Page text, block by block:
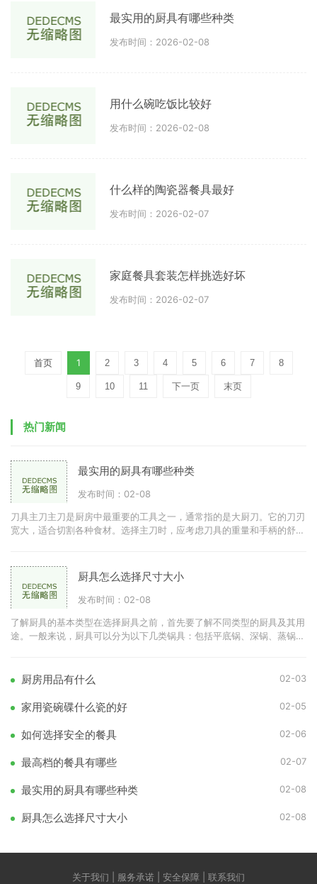
最实用的厨具有哪些种类
发布时间：2026-02-08
用什么碗吃饭比较好
发布时间：2026-02-08
什么样的陶瓷器餐具最好
发布时间：2026-02-07
家庭餐具套装怎样挑选好坏
发布时间：2026-02-07
首页 1 2 3 4 5 6 7 8
9 10 11 下一页 末页
热门新闻
最实用的厨具有哪些种类
发布时间：02-08
刀具主刀主刀是厨房中最重要的工具之一，通常指的是大厨刀。它的刀刃
宽大，适合切割各种食材。选择主刀时，应考虑刀具的重量和手柄的舒适
厨具怎么选择尺寸大小
发布时间：02-08
了解厨具的基本类型在选择厨具之前，首先要了解不同类型的厨具及其用
途。一般来说，厨具可以分为以下几类锅具：包括平底锅、深锅、蒸锅
厨房用品有什么 02-03
家用瓷碗碟什么瓷的好 02-05
如何选择安全的餐具 02-06
最高档的餐具有哪些 02-07
最实用的厨具有哪些种类 02-08
厨具怎么选择尺寸大小 02-08
关于我们 | 服务承诺 | 安全保障 | 联系我们